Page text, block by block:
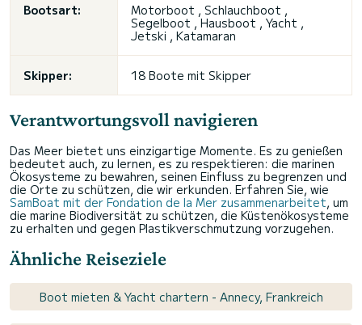
Bootsart:
Motorboot , Schlauchboot ,
Segelboot , Hausboot , Yacht ,
Jetski , Katamaran
Skipper: 18 Boote mit Skipper
Verantwortungsvoll navigieren
Das Meer bietet uns einzigartige Momente. Es zu genießen
bedeutet auch, zu lernen, es zu respektieren: die marinen
Ökosysteme zu bewahren, seinen Einfluss zu begrenzen und
die Orte zu schützen, die wir erkunden. Erfahren Sie, wie
SamBoat mit der Fondation de la Mer zusammenarbeitet, um
die marine Biodiversität zu schützen, die Küstenökosysteme
zu erhalten und gegen Plastikverschmutzung vorzugehen.
Ähnliche Reiseziele
Boot mieten & Yacht chartern - Annecy, Frankreich